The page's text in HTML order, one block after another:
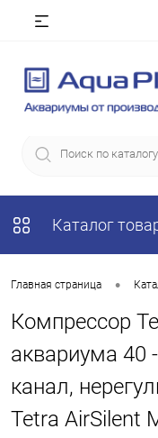
Каталог
Главная страница •
Компрессор
аквариума 40
канал,
Tetra AirSilent